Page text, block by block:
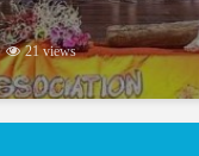
21 views